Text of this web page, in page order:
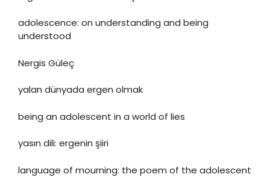
adolescence: on understanding and being
understood
Nergis Güleç
yalan dünyada ergen olmak
being an adolescent in a world of lies
yasın dili: ergenin şiiri
language of mourning: the poem of the adolescent